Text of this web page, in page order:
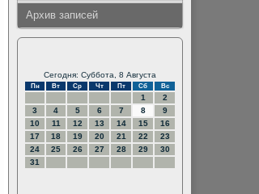
Архив записей
Сегодня: Суббота, 8 Августа
Пн Вт Ср Чт Пт Сб Вс
1
2
3
4 5 6 7 8
9
10
11 12 13 14 15
16
17
18 19 20 21 22
23
24
25 26 27 28 29
30
31